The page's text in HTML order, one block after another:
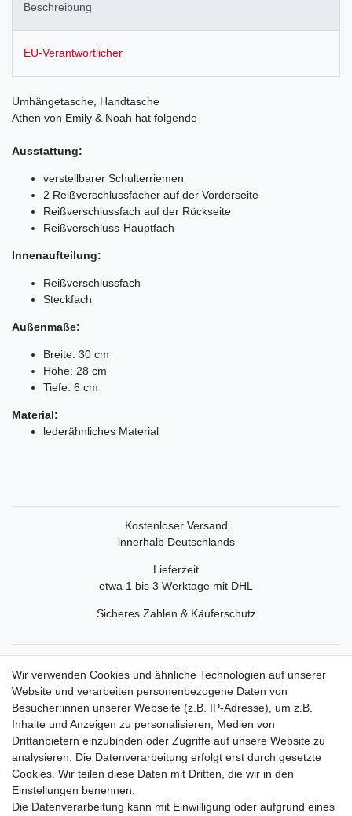
Beschreibung
EU-Verantwortlicher
Umhängetasche, Handtasche
Athen von Emily & Noah hat folgende
Ausstattung:
verstellbarer Schulterriemen
2 Reißverschlussfächer auf der Vorderseite
Reißverschlussfach auf der Rückseite
Reißverschluss-Hauptfach
Innenaufteilung:
Reißverschlussfach
Steckfach
Außenmaße:
Breite: 30 cm
Höhe: 28 cm
Tiefe: 6 cm
Material:
lederähnliches Material
Kostenloser Versand
innerhalb Deutschlands
Lieferzeit
etwa 1 bis 3 Werktage mit DHL
Sicheres Zahlen & Käuferschutz
Rechtliche Informationen
Widerrufsrecht
Widerrufsformular
Datenschutzerklärung
AGB
Wir verwenden Cookies und ähnliche Technologien auf unserer
Website und verarbeiten personenbezogene Daten von
Besucher:innen unserer Webseite (z.B. IP-Adresse), um z.B.
Inhalte und Anzeigen zu personalisieren, Medien von
Drittanbietern einzubinden oder Zugriffe auf unsere Website zu
analysieren. Die Datenverarbeitung erfolgt erst durch gesetzte
Cookies. Wir teilen diese Daten mit Dritten, die wir in den
Einstellungen benennen.
Die Datenverarbeitung kann mit Einwilligung oder aufgrund eines